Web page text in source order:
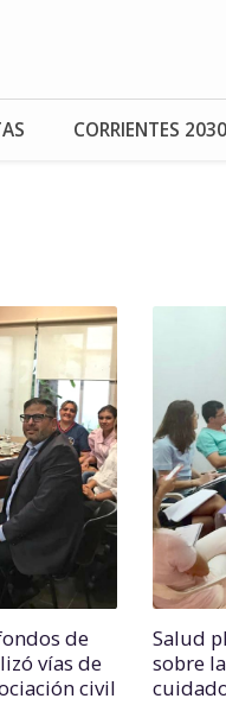
CORRIENTES 2030
de
vías de
civil
Salud
sobre